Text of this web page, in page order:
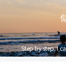
Step by step. I